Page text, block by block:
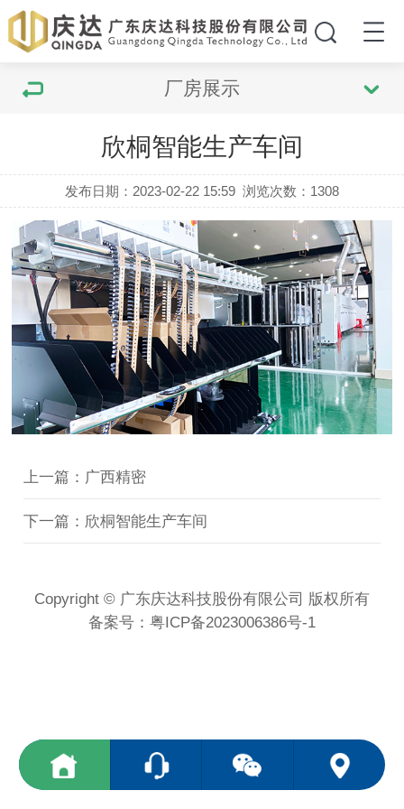
厂房展示
欣桐智能生产车间
发布日期：2023-02-22 15:59 浏览次数： 1308
上一篇：广西精密
下一篇：欣桐智能生产车间
Copyright © 广东庆达科技股份有限公司 版权所有
备案号： 粤ICP备2023006386号-1